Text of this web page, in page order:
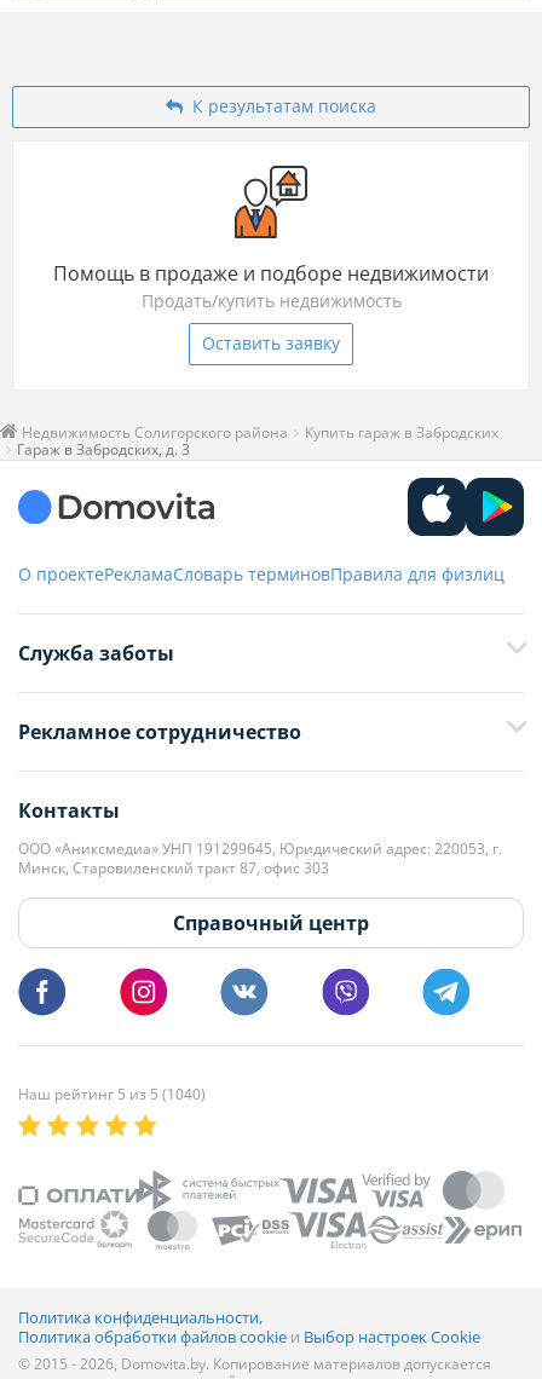
К результатам поиска
Помощь в продаже и подборе недвижимости
Продать/купить недвижимость
Оставить заявку
Недвижимость Солигорского района
Купить гараж в Забродских
Гараж в Забродских, д. 3
О проектеРекламаСловарь терминовПравила для физлиц
Служба заботы
+375 29 376-13-70
+375 33 376-13-70
editor@domovita.by
Мы принимаем звонки и отвечаем на письма в будние дни с 9:00 до
18:00.
Рекламное сотрудничество
+375 29 563-15-61 Кристина Филюта
kb@domovita.by
+375 29 179-11-28 Владислав Гладченко
vg@domovita.by
Пишите и звоните нам в будние дни с 8:00 до 20:00.
Контакты
ООО «Аниксмедиа» УНП 191299645, Юридический адрес: 220053, г.
Минск, Старовиленский тракт 87, офис 303
Справочный центр
Наш рейтинг 5 из 5 (1040)
Политика конфиденциальности,
Политика обработки файлов cookie и Выбор настроек Cookie
© 2015 - 2026, Domovita.by. Копирование материалов допускается